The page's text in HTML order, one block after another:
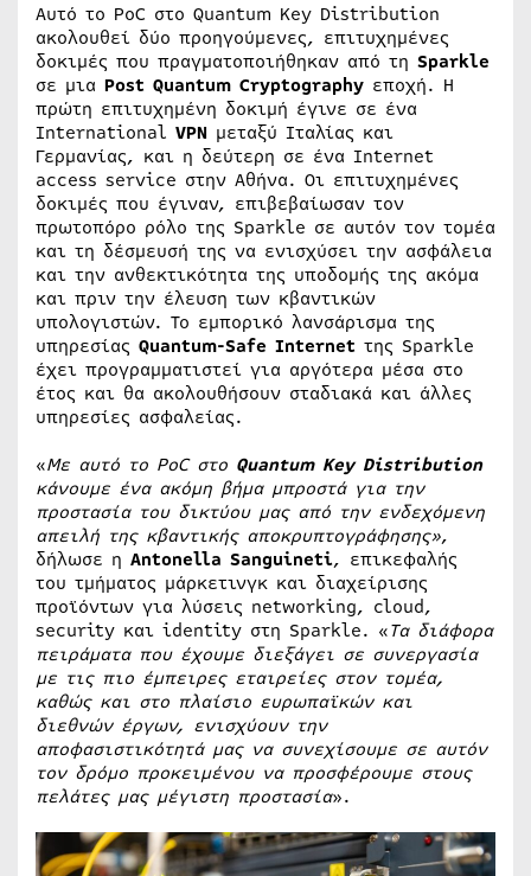
Αυτό το PoC στο Quantum Key Distribution
ακολουθεί δύο προηγούμενες, επιτυχημένες
δοκιμές που πραγματοποιήθηκαν από τη Sparkle
σε μια Post Quantum Cryptography εποχή. Η
πρώτη επιτυχημένη δοκιμή έγινε σε ένα
International VPN μεταξύ Ιταλίας και
Γερμανίας, και η δεύτερη σε ένα Internet
access service στην Αθήνα. Οι επιτυχημένες
δοκιμές που έγιναν, επιβεβαίωσαν τον
πρωτοπόρο ρόλο της Sparkle σε αυτόν τον τομέα
και τη δέσμευσή της να ενισχύσει την ασφάλεια
και την ανθεκτικότητα της υποδομής της ακόμα
και πριν την έλευση των κβαντικών
υπολογιστών. Το εμπορικό λανσάρισμα της
υπηρεσίας Quantum-Safe Internet της Sparkle
έχει προγραμματιστεί για αργότερα μέσα στο
έτος και θα ακολουθήσουν σταδιακά και άλλες
υπηρεσίες ασφαλείας.
«Με αυτό το PoC στο Quantum Key Distribution
κάνουμε ένα ακόμη βήμα μπροστά για την
προστασία του δικτύου μας από την ενδεχόμενη
απειλή της κβαντικής αποκρυπτογράφησης»,
δήλωσε η Antonella Sanguineti, επικεφαλής
του τμήματος μάρκετινγκ και διαχείρισης
προϊόντων για λύσεις networking, cloud,
security και identity στη Sparkle. «Τα διάφορα
πειράματα που έχουμε διεξάγει σε συνεργασία
με τις πιο έμπειρες εταιρείες στον τομέα,
καθώς και στο πλαίσιο ευρωπαϊκών και
διεθνών έργων, ενισχύουν την
αποφασιστικότητά μας να συνεχίσουμε σε αυτόν
τον δρόμο προκειμένου να προσφέρουμε στους
πελάτες μας μέγιστη προστασία».